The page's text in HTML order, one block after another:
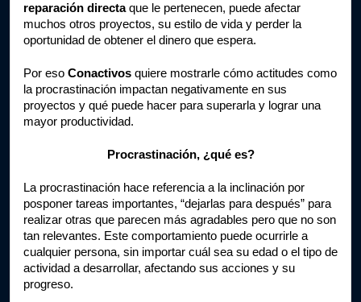
reparación directa que le pertenecen, puede afectar
muchos otros proyectos, su estilo de vida y perder la
oportunidad de obtener el dinero que espera.
Por eso Conactivos quiere mostrarle cómo actitudes como
la procrastinación impactan negativamente en sus
proyectos y qué puede hacer para superarla y lograr una
mayor productividad.
Procrastinación, ¿qué es?
La procrastinación hace referencia a la inclinación por
posponer tareas importantes, “dejarlas para después” para
realizar otras que parecen más agradables pero que no son
tan relevantes. Este comportamiento puede ocurrirle a
cualquier persona, sin importar cuál sea su edad o el tipo de
actividad a desarrollar, afectando sus acciones y su
progreso.